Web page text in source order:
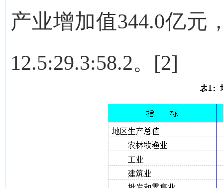
产业增加值344.0亿元
12.5:29.3:58.2。[2]